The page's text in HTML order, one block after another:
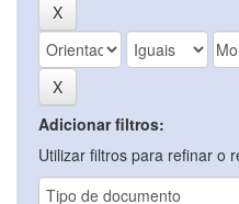
Adicionar filtros:
Utilizar filtros para refinar o